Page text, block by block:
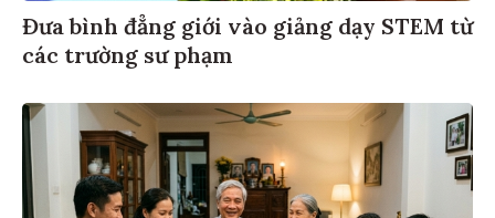
Đưa bình đẳng giới vào giảng dạy STEM từ
các trường sư phạm